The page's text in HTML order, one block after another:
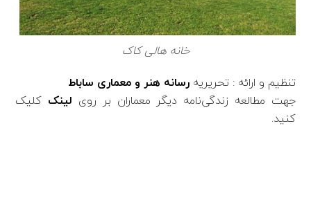
خانه هالی کاک
تنظیم و ارائه : تحریریهرسانه هنر و معماری ساباط
جهت مطالعه زندگی‌نامه دیگر معماران بر روی لینک کلیک
کنید.